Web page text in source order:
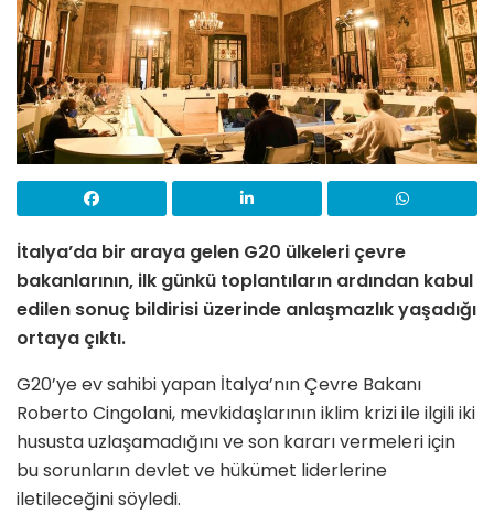
İtalya’da bir araya gelen G20 ülkeleri çevre
bakanlarının, ilk günkü toplantıların ardından kabul
edilen sonuç bildirisi üzerinde anlaşmazlık yaşadığı
ortaya çıktı.
G20’ye ev sahibi yapan İtalya’nın Çevre Bakanı
Roberto Cingolani, mevkidaşlarının iklim krizi ile ilgili iki
hususta uzlaşamadığını ve son kararı vermeleri için
bu sorunların devlet ve hükümet liderlerine
iletileceğini söyledi.